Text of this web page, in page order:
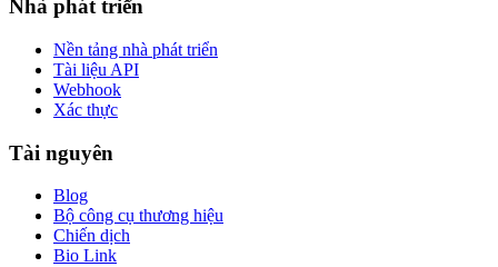
Nhà phát triển
Nền tảng nhà phát triển
Tài liệu API
Webhook
Xác thực
Tài nguyên
Blog
Bộ công cụ thương hiệu
Chiến dịch
Bio Link